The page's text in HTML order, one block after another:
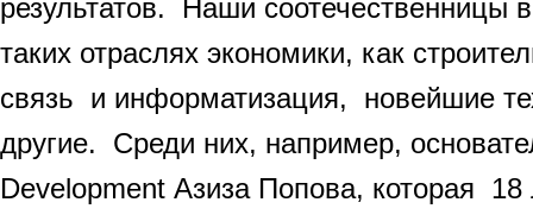
результатов. Наши соотечественницы
таких отраслях экономики, как
связь и информатизация, новейшие
другие. Среди них, например,
Development Азиза Попова, которая 18